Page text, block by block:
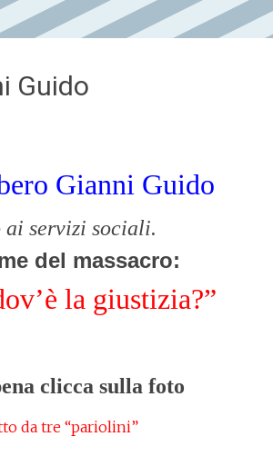
Guido
Gianni Guido
servizi sociali.
del massacro:
la giustizia?”
clicca sulla foto
da tre “pariolini”